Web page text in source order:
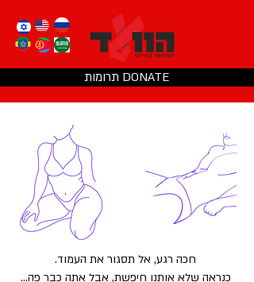
תרומות DONATE
חכה רגע, אל תסגור את העמוד.
כנראה שלא אותנו חיפשת, אבל אתה כבר פה...